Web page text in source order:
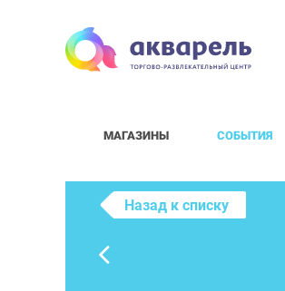
МАГАЗИНЫ СОБЫТИЯ
Назад к списку